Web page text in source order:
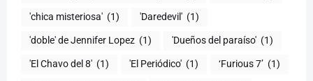
'chica misteriosa' (1) 'Daredevil' (1)
'doble' de Jennifer Lopez (1) 'Dueños del paraíso' (1)
'El Chavo del 8' (1) 'El Periódico' (1) ‘Furious 7’ (1)